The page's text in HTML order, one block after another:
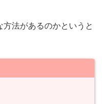
法があるのかというと